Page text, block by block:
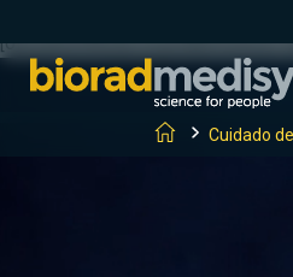
(function(c,l,a,r,i,t,y){
[0];y.parentNode.insertBefore(t,y);
Cuidado